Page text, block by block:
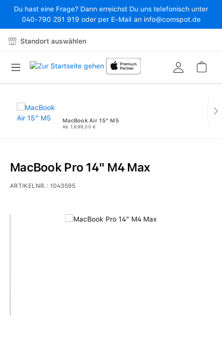
Zum Hauptinhalt springen
Du hast eine Frage? Dann erreichst Du uns telefonisch unter
040-790 291 919 oder per E-Mail an info@comspot.de
Standort auswählen
MacBook Air 15" M5
Ab 1.699,00 €
Bildergalerie überspringen
MacBook Pro 14" M4 Max
ARTIKELNR.:1043595